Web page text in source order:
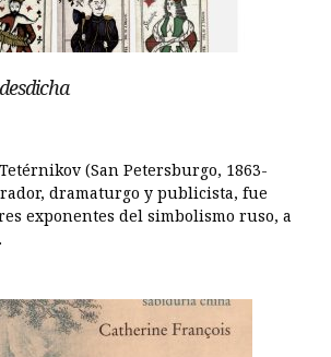
(San Petersburgo, 1863-
dramaturgo y publicista, fue
exponentes del simbolismo ruso, a